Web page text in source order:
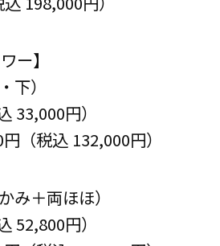
ー】
下）
33,000円）
（税込 132,000円）
み＋両ほほ）
52,800円）